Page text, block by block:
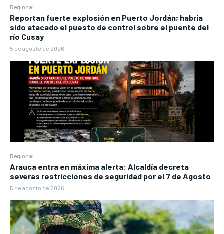
Regional
Reportan fuerte explosión en Puerto Jordán; habría
sido atacado el puesto de control sobre el puente del
río Cusay
5 de agosto de 2026
Regional
Arauca entra en máxima alerta: Alcaldía decreta
severas restricciones de seguridad por el 7 de Agosto
5 de agosto de 2026